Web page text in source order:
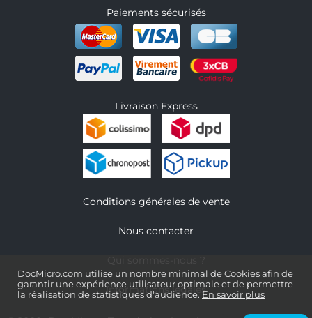
DocMicro.com utilise un nombre minimal de Cookies afin de
garantir une expérience utilisateur optimale et de permettre
la réalisation de statistiques d'audience. En savoir plus
Paiements sécurisés
Livraison Express
Conditions générales de vente
Nous contacter
Informations légales